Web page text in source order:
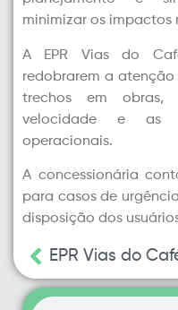
minimizar os impactos
A EPR Vias do
redobrarem a
trechos em obras,
velocidade e as
operacionais.
A concessionária
para casos de
disposição dos